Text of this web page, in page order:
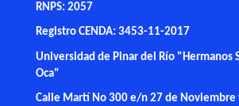
RNPS: 2057
Registro CENDA: 3453-11-2017
Universidad de Pinar del Río "Hermanos
Oca"
Calle Martí No 300 e/n 27 de Noviembre